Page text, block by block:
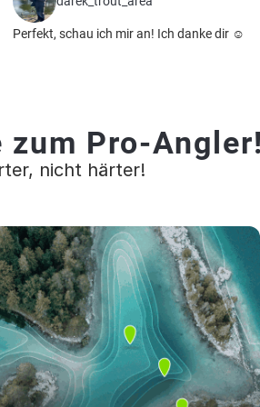
Perfekt, schau ich mir an! Ich danke dir ☺️
zum Pro-
nicht härter!